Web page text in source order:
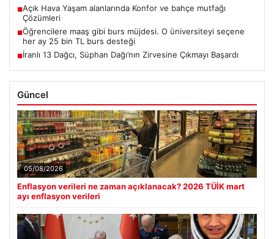
■Açık Hava Yaşam alanlarında Konfor ve bahçe mutfağı
Çözümleri
■Öğrencilere maaş gibi burs müjdesi. O üniversiteyi seçene
her ay 25 bin TL burs desteği
■İranlı 13 Dağcı, Süphan Dağı’nın Zirvesine Çıkmayı Başardı
Güncel
05/08/2026
Enflasyon verileri ne zaman açıklanacak? 2026 TÜİK mart
ayı enflasyon verileri